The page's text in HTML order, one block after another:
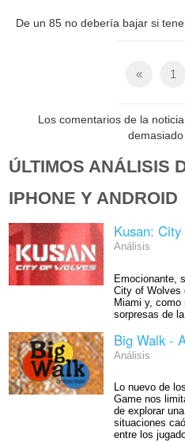
De un 85 no debería bajar si
« 1
Los comentarios de la
demasiado
ÚLTIMOS ANÁLISIS
IPHONE Y ANDROID
Kusan:
Análisis
Emocionante,
City of Wolves
Miami y,
sorpresas de la
Big Walk -
Análisis
Lo nuevo de
Game nos
de explorar
situaciones
entre los